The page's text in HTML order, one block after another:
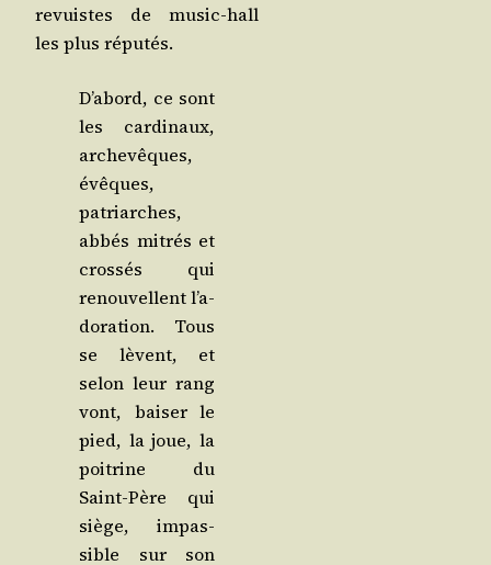
revuistes de music-hall
les plus réputés.
D’a­bord, ce sont
les car­di­naux,
arche­vêques,
évêques,
patriarches,
abbés mitrés et
cros­sés qui
renou­vellent l’a­
do­ra­tion. Tous
se lèvent, et
selon leur rang
vont, bai­ser le
pied, la joue, la
poi­trine du
Saint-Père qui
siège, impas­
sible sur son